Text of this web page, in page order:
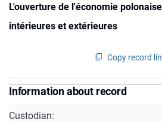
L'ouverture de l'économie
intérieures et extérieures
Copy record
Information about record
Custodian: